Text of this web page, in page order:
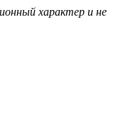
характер и не